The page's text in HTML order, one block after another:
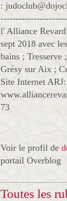
:
l' Alliance
sept 2018 avec
bains ; Tresserve
Grésy sur Aix ;
Site Internet ARJ:
73
Voir le profil de
portail Overblog
Toutes les